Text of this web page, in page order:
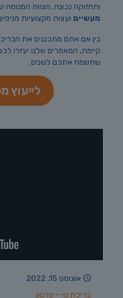
ותחזוקה נכונה. הצוות
מעשיים ועצות מקצועיות מניסיון של
בין אם אתם מתכננים את
קיימת, המאמרים שלנו יעזרו
שתשמח אתכם לשנים.
לייעוץ
אוגוסט 15, 2022
בריכת נוי – סרטון